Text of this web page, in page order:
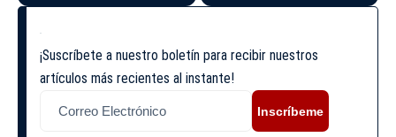
¡Suscríbete a nuestro boletín para recibir nuestros
artículos más recientes al instante!
Inscríbeme